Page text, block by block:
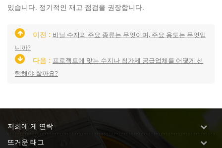
있습니다. 정기적인 재고 점검을 권장합니다.
이전 : 비닐 수지의 주요 종류는 무엇이며, 주요 용도는 무엇입
니까?
다음 : 프로젝트에 맞는 수지나 첨가제 공급업체를 어떻게 선
택해야 할까요?
저희에 게 연락
뜨거운 태그